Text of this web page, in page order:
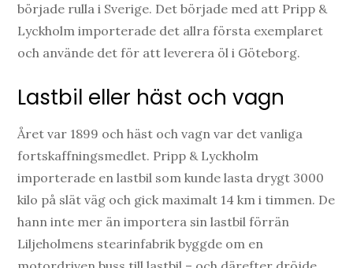
började rulla i Sverige. Det började med att Pripp &
Lyckholm importerade det allra första exemplaret
och använde det för att leverera öl i Göteborg.
Lastbil eller häst och vagn
Året var 1899 och häst och vagn var det vanliga
fortskaffningsmedlet. Pripp & Lyckholm
importerade en lastbil som kunde lasta drygt 3000
kilo på slät väg och gick maximalt 14 km i timmen. De
hann inte mer än importera sin lastbil förrän
Liljeholmens stearinfabrik byggde om en